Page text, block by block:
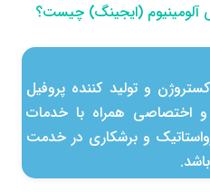
آلومینیوم (ایجینگ) چیست؟
و تولید كننده پروفیل
و اختصاصی همراه با خدمات
و برشکاری در خدمت